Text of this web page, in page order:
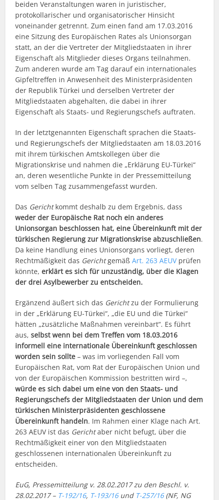
beiden Veranstaltungen waren in juristischer,
protokollarischer und organisatorischer Hinsicht
voneinander getrennt. Zum einen fand am 17.03.2016
eine Sitzung des Europäischen Rates als Unionsorgan
statt, an der die Vertreter der Mitgliedstaaten in ihrer
Eigenschaft als Mitglieder dieses Organs teilnahmen.
Zum anderen wurde am Tag darauf ein internationales
Gipfeltreffen in Anwesenheit des Ministerpräsidenten
der Republik Türkei und derselben Vertreter der
Mitgliedstaaten abgehalten, die dabei in ihrer
Eigenschaft als Staats- und Regierungschefs auftraten.
In der letztgenannten Eigenschaft sprachen die Staats-
und Regierungschefs der Mitgliedstaaten am 18.03.2016
mit ihrem türkischen Amtskollegen über die
Migrationskrise und nahmen die „Erklärung EU-Türkei“
an, deren wesentliche Punkte in der Pressemitteilung
vom selben Tag zusammengefasst wurden.
Das Gerichtkommt deshalb zu dem Ergebnis, dass
weder der Europäische Rat noch ein anderes
Unionsorgan beschlossen hat, eine Übereinkunft mit der
türkischen Regierung zur Migrationskrise abzuschließen.
Da keine Handlung eines Unionsorgans vorliegt, deren
Rechtmäßigkeit das GerichtgemäßArt. 263 AEUVprüfen
könnte,erklärt es sich für unzuständig, über die Klagen
der drei Asylbewerber zu entscheiden.
Ergänzend äußert sich das Gerichtzu der Formulierung
in der „Erklärung EU-Türkei“, „die EU und die Türkei“
hätten „zusätzliche Maßnahmen vereinbart“. Es führt
aus,selbst wenn bei dem Treffen vom 18.03.2016
informell eine internationale Übereinkunft geschlossen
worden sein sollte– was im vorliegenden Fall vom
Europäischen Rat, vom Rat der Europäischen Union und
von der Europäischen Kommission bestritten wird –,
würde es sich dabei um eine von den Staats- und
Regierungschefs der Mitgliedstaaten der Union und dem
türkischen Ministerpräsidenten geschlossene
Übereinkunft handeln. Im Rahmen einer Klage nach Art.
263 AEUV ist das Gerichtaber nicht befugt, über die
Rechtmäßigkeit einer von den Mitgliedstaaten
geschlossenen internationalen Übereinkunft zu
entscheiden.
EuG, Pressemitteilung v. 28.02.2017 zu den Beschl. v.
28.02.2017 – T-192/16, T-193/16und T-257/16(NF, NG